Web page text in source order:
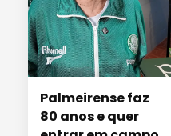
Palmeirense faz
80 anos e quer